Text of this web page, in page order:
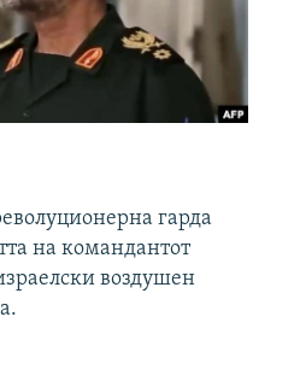
гарда
на командантот
воздушен